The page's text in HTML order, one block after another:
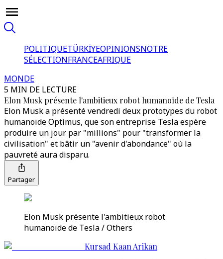
POLITIQUETÜRKİYEOPINIONSNOTRE
SÉLECTIONFRANCEAFRIQUE
MONDE
5 MIN DE LECTURE
Elon Musk présente l'ambitieux robot humanoïde de Tesla
Elon Musk a présenté vendredi deux prototypes du robot
humanoïde Optimus, que son entreprise Tesla espère
produire un jour par "millions" pour "transformer la
civilisation" et bâtir un "avenir d'abondance" où la
pauvreté aura disparu.
Partager
Elon Musk présente l'ambitieux robot
humanoïde de Tesla / Others
Kursad Kaan Arikan